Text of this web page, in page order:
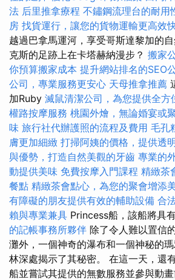
法 后里推拿療程 不鏽鋼流理台的耐用
房 找貨運行，讓您的貨物運輸更高效
越過巴拿馬運河，享受哥斯達黎加的
克斯的足跡上在卡塔赫納漫步？ 搬家
你預算搬家成本 提升網站排名的SEO
公司，專業服務更安心 天母推拿推薦
加Ruby 滅鼠清潔公司，為您提供全方
權路按摩服務 桃園外燴，無論婚宴或
味 旅行社代辦護照的流程及費用 毛孔
膚更加細緻 打掃阿姨的價格，提供透
與優勢，打造自然美觀的牙齒 專業的
動提供美味 免費按摩入門課程 精緻茶
餐點 精緻茶會點心，為您的聚會增添
有障礙的朋友提供有效的輔助設備 合
賴與專業兼具 Princess船，該船將具
的記帳事務所夥伴 除了令人難以置信
灘外，一個神奇的瀑布和一個神秘的
林深處揭示了其秘密。 在這一天，還
船並嘗試其提供的無數服務並參與動畫